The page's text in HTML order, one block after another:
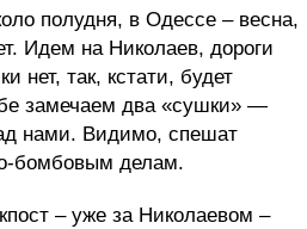
полудня, в Одессе – весна,
Идем на Николаев, дороги
нет, так, кстати, будет
замечаем два «сушки» —
нами. Видимо, спешат
бомбовым делам.
– уже за Николаевом –